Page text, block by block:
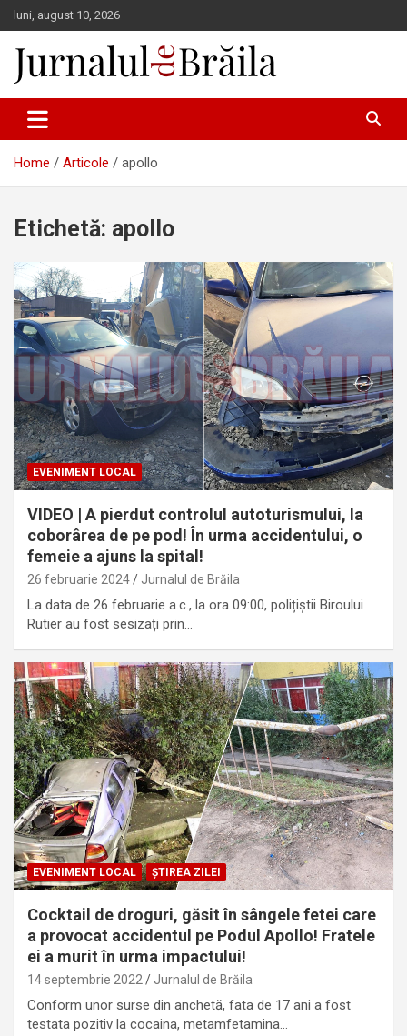
Skip
to
content
luni, august 10, 2026
Jurnalul de Brăila
Home Articole apollo
Etichetă: apollo
EVENIMENT LOCAL
VIDEO | A pierdut controlul autoturismului, la
coborârea de pe pod! În urma accidentului, o
femeie a ajuns la spital!
26 februarie 2024 Jurnalul de Brăila
La data de 26 februarie a.c., la ora 09:00, polițiștii Biroului
Rutier au fost sesizați prin…
EVENIMENT LOCAL ȘTIREA ZILEI
Cocktail de droguri, găsit în sângele fetei care
a provocat accidentul pe Podul Apollo! Fratele
ei a murit în urma impactului!
14 septembrie 2022 Jurnalul de Brăila
Conform unor surse din anchetă, fata de 17 ani a fost
testata pozitiv la cocaina, metamfetamina…